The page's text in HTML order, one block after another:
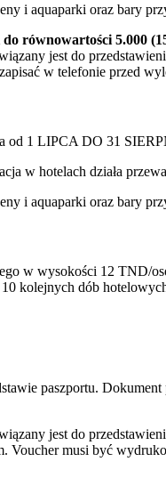
i aquaparki oraz bary
równowartości 5.000
jest do
w telefonie przed
od 1 LIPCA DO 31
w hotelach działa
i aquaparki oraz bary
w wysokości 12 TND/
kolejnych dób
paszportu.
jest do
Voucher musi być